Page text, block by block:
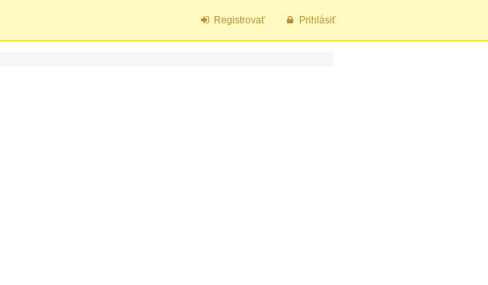
Registrovať Prihlásiť